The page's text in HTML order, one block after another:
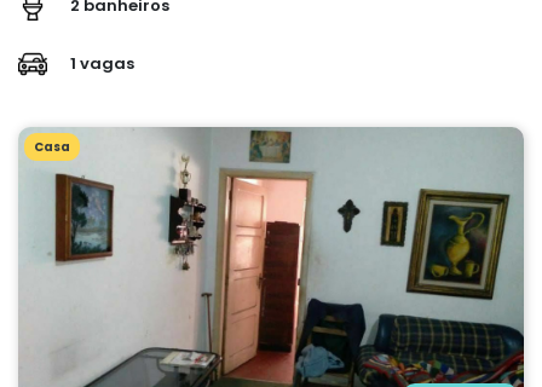
2 banheiros
1 vagas
Casa